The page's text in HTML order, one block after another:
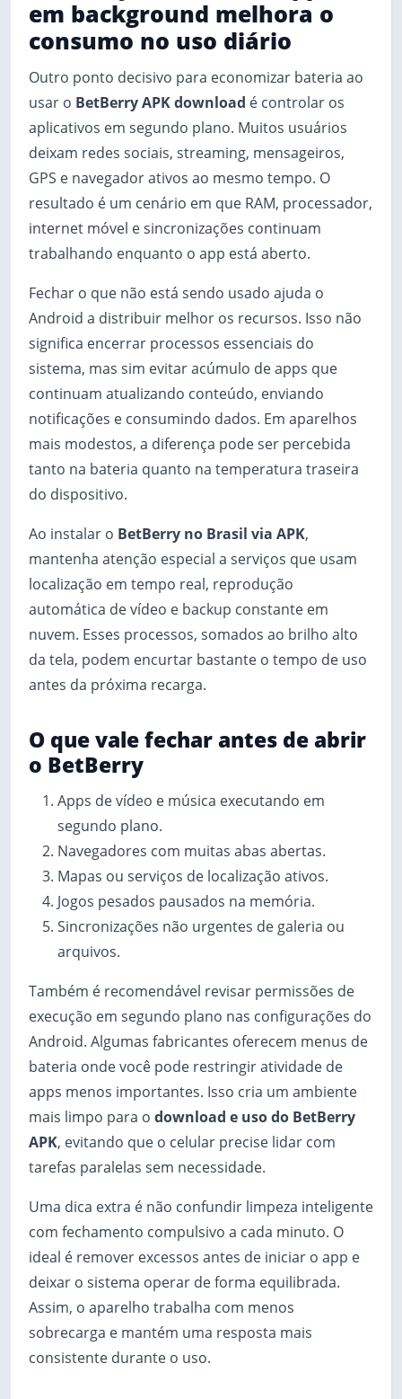
em background melhora o
consumo no uso diário
Outro ponto decisivo para economizar bateria ao
usar o BetBerry APK download é controlar os
aplicativos em segundo plano. Muitos usuários
deixam redes sociais, streaming, mensageiros,
GPS e navegador ativos ao mesmo tempo. O
resultado é um cenário em que RAM, processador,
internet móvel e sincronizações continuam
trabalhando enquanto o app está aberto.
Fechar o que não está sendo usado ajuda o
Android a distribuir melhor os recursos. Isso não
significa encerrar processos essenciais do
sistema, mas sim evitar acúmulo de apps que
continuam atualizando conteúdo, enviando
notificações e consumindo dados. Em aparelhos
mais modestos, a diferença pode ser percebida
tanto na bateria quanto na temperatura traseira
do dispositivo.
Ao instalar o BetBerry no Brasil via APK,
mantenha atenção especial a serviços que usam
localização em tempo real, reprodução
automática de vídeo e backup constante em
nuvem. Esses processos, somados ao brilho alto
da tela, podem encurtar bastante o tempo de uso
antes da próxima recarga.
O que vale fechar antes de abrir
o BetBerry
Apps de vídeo e música executando em
segundo plano.
Navegadores com muitas abas abertas.
Mapas ou serviços de localização ativos.
Jogos pesados pausados na memória.
Sincronizações não urgentes de galeria ou
arquivos.
Também é recomendável revisar permissões de
execução em segundo plano nas configurações do
Android. Algumas fabricantes oferecem menus de
bateria onde você pode restringir atividade de
apps menos importantes. Isso cria um ambiente
mais limpo para o download e uso do BetBerry
APK, evitando que o celular precise lidar com
tarefas paralelas sem necessidade.
Uma dica extra é não confundir limpeza inteligente
com fechamento compulsivo a cada minuto. O
ideal é remover excessos antes de iniciar o app e
deixar o sistema operar de forma equilibrada.
Assim, o aparelho trabalha com menos
sobrecarga e mantém uma resposta mais
consistente durante o uso.